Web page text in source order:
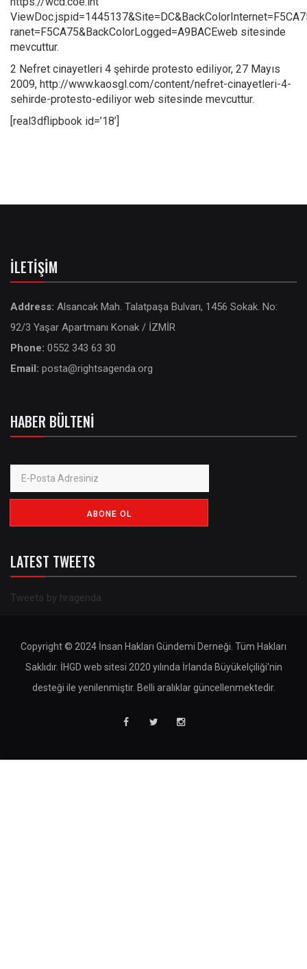
ranet=F5CA75&BackColorLogged=A9BACEweb sitesinde
mevcuttur.
2 Nefret cinayetleri 4 şehirde protesto ediliyor, 27 Mayıs
2009, http://www.kaosgl.com/content/nefret-cinayetleri-4-
sehirde-protesto-ediliyor web sitesinde mevcuttur.
[real3dflipbook id=’18’]
İLETIŞIM
Address: Alsancak Mah. Talatpaşa Bulvarı, 1456 Sokak. No:
92/3 Yaşar Apartmanı Konak / İZMİR
Phone: 0552 343 63 30
Email: posta@rightsagenda.org
HABER BÜLTENI
LATEST TWEETS
Tweets by hragenda
Copyright © 2024 İnsan Hakları Gündemi Derneği. Tüm Hakları
Saklıdır. İHGD web sitesi 2020 yılında İrlanda Büyükelçiliği'nin
desteği ile yenilenmiştir. Belli aralıklar güncellenmektedir.